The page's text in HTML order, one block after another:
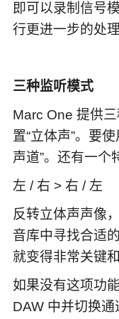
即可以录制信号
行更进一步的处
三种监听模式
Marc One 提供
置“立体声”。要
声道”。还有一个
左 / 右 > 右 / 左
反转立体声声像
音库中寻找合适
就变得非常关键
如果没有这项功
DAW 中并切换